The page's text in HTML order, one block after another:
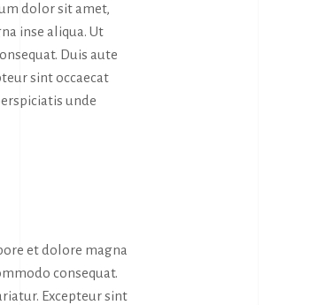
dolor sit amet,
inse aliqua. Ut
Duis aute
sint occaecat
unde
et dolore magna
consequat.
Excepteur sint